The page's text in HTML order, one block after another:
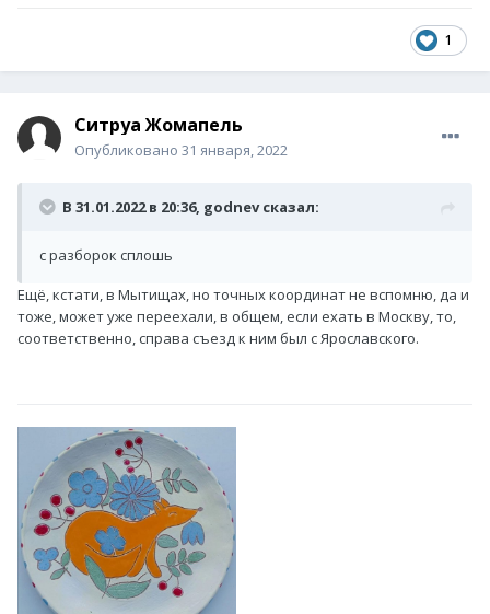
1
Ситруа Жомапель
Опубликовано 31 января, 2022
В 31.01.2022 в 20:36, godnevсказал:
с разборок сплошь
Ещё, кстати, в Мытищах, но точных координат не вспомню, да и
тоже, может уже переехали, в общем, если ехать в Москву, то,
соответственно, справа съезд к ним был с Ярославского.